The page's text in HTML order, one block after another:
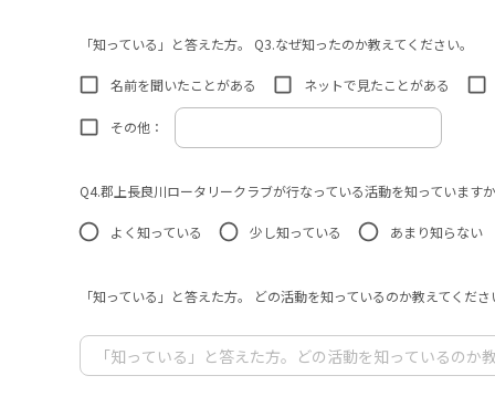
「知っている」と答えた方。 Q3.なぜ知ったのか教えてください。
名前を聞いたことがある ネットで見たことがある
その他：
Q4.郡上長良川ロータリークラブが行なっている活動を知っています
よく知っている 少し知っている あまり知らない
「知っている」と答えた方。 どの活動を知っているのか教えてくださ